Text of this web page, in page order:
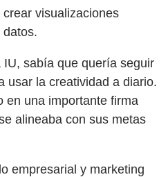
visualizaciones
datos.
sabía que quería seguir
usar la creatividad a diario.
en una importante firma
alineaba con sus metas
empresarial y marketing